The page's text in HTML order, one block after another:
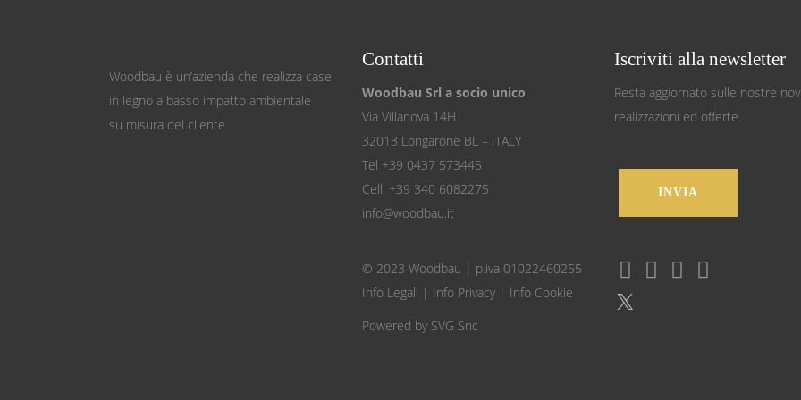
Woodbau è un’azienda che realizza case
in legno a basso impatto ambientale
su misura del cliente.
Contatti
Woodbau Srl a socio unico
Via Villanova 14H
32013 Longarone BL – ITALY
Tel +39 0437 573445
Cell. +39 340 6082275
info@woodbau.it
© 2023 Woodbau | p.iva 01022460255
Info Legali | Info Privacy| Info Cookie
Powered by SVG Snc
Iscriviti alla newsletter
Resta aggiornato sulle nostre
realizzazioni ed offerte.
INVIA
X